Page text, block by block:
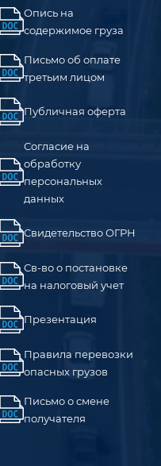
Опись на
содержимое груза
Письмо об оплате
третьим лицом
Публичная оферта
Согласие на
обработку
персональных
данных
Свидетельство ОГРН
Св-во о постановке
на налоговый учет
Презентация
Правила перевозки
опасных грузов
Письмо о смене
получателя